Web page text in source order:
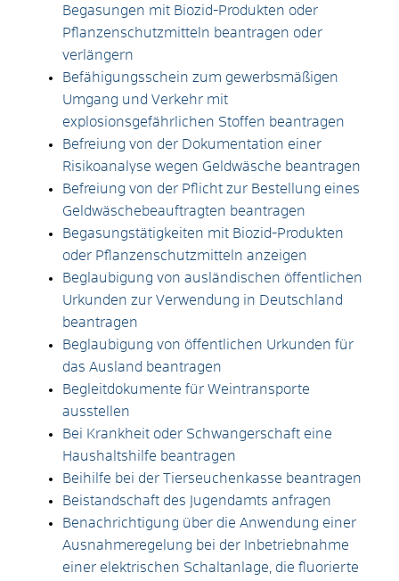
Begasungen mit Biozid-Produkten oder
Pflanzenschutzmitteln beantragen oder
verlängern
Befähigungsschein zum gewerbsmäßigen
Umgang und Verkehr mit
explosionsgefährlichen Stoffen beantragen
Befreiung von der Dokumentation einer
Risikoanalyse wegen Geldwäsche beantragen
Befreiung von der Pflicht zur Bestellung eines
Geldwäschebeauftragten beantragen
Begasungstätigkeiten mit Biozid-Produkten
oder Pflanzenschutzmitteln anzeigen
Beglaubigung von ausländischen öffentlichen
Urkunden zur Verwendung in Deutschland
beantragen
Beglaubigung von öffentlichen Urkunden für
das Ausland beantragen
Begleitdokumente für Weintransporte
ausstellen
Bei Krankheit oder Schwangerschaft eine
Haushaltshilfe beantragen
Beihilfe bei der Tierseuchenkasse beantragen
Beistandschaft des Jugendamts anfragen
Benachrichtigung über die Anwendung einer
Ausnahmeregelung bei der Inbetriebnahme
einer elektrischen Schaltanlage, die fluorierte